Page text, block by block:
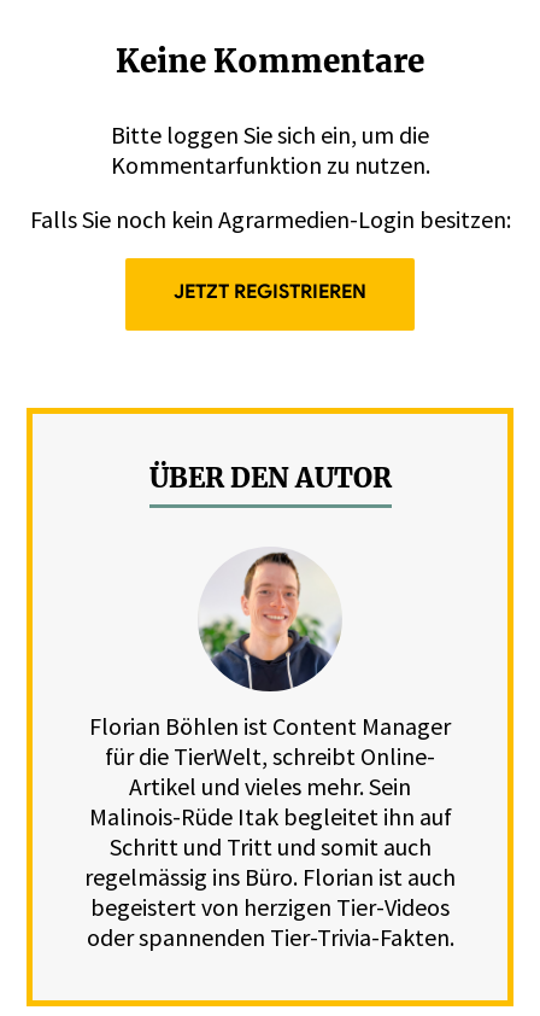
Keine Kommentare
Bitte loggen Sie sich ein, um die
Kommentarfunktion zu nutzen.
Falls Sie noch kein Agrarmedien-Login besitzen:
JETZT REGISTRIEREN
ÜBER DEN AUTOR
Florian Böhlen ist Content Manager
für die TierWelt, schreibt Online-
Artikel und vieles mehr. Sein
Malinois-Rüde Itak begleitet ihn auf
Schritt und Tritt und somit auch
regelmässig ins Büro. Florian ist auch
begeistert von herzigen Tier-Videos
oder spannenden Tier-Trivia-Fakten.